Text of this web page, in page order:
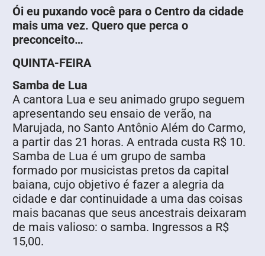
Ói eu puxando você para o Centro da cidade
mais uma vez. Quero que perca o
preconceito…
QUINTA-FEIRA
Samba de Lua
A cantora Lua e seu animado grupo seguem
apresentando seu ensaio de verão, na
Marujada, no Santo Antônio Além do Carmo,
a partir das 21 horas. A entrada custa R$ 10.
Samba de Lua é um grupo de samba
formado por musicistas pretos da capital
baiana, cujo objetivo é fazer a alegria da
cidade e dar continuidade a uma das coisas
mais bacanas que seus ancestrais deixaram
de mais valioso: o samba. Ingressos a R$
15,00.